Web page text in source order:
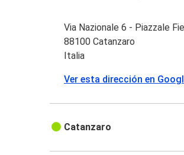
Via Nazionale 6 - Piazzale
88100 Catanzaro
Italia
Ver esta dirección en
Catanzaro